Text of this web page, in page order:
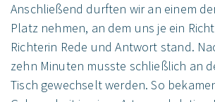
Anschließend durften wir an einem
Platz nehmen, an dem uns je ein
Richterin Rede und Antwort stand.
zehn Minuten musste schließlich an
Tisch gewechselt werden. So